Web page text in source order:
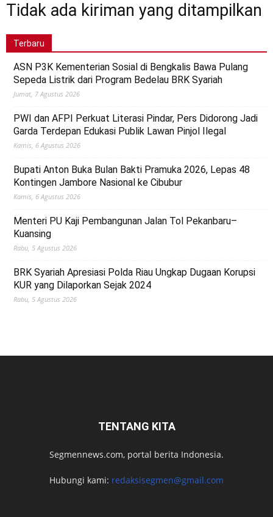
Tidak ada kiriman yang ditampilkan
Terbaru
ASN P3K Kementerian Sosial di Bengkalis Bawa Pulang
Sepeda Listrik dari Program Bedelau BRK Syariah
Jumat, 7 Agustus 2026
PWI dan AFPI Perkuat Literasi Pindar, Pers Didorong Jadi
Garda Terdepan Edukasi Publik Lawan Pinjol Ilegal
Kamis, 6 Agustus 2026
Bupati Anton Buka Bulan Bakti Pramuka 2026, Lepas 48
Kontingen Jambore Nasional ke Cibubur
Kamis, 6 Agustus 2026
Menteri PU Kaji Pembangunan Jalan Tol Pekanbaru–
Kuansing
Rabu, 5 Agustus 2026
BRK Syariah Apresiasi Polda Riau Ungkap Dugaan Korupsi
KUR yang Dilaporkan Sejak 2024
Rabu, 5 Agustus 2026
TENTANG KITA
Segmennews.com, portal berita Indonesia.
Hubungi kami: redaksisegmen@gmail.com